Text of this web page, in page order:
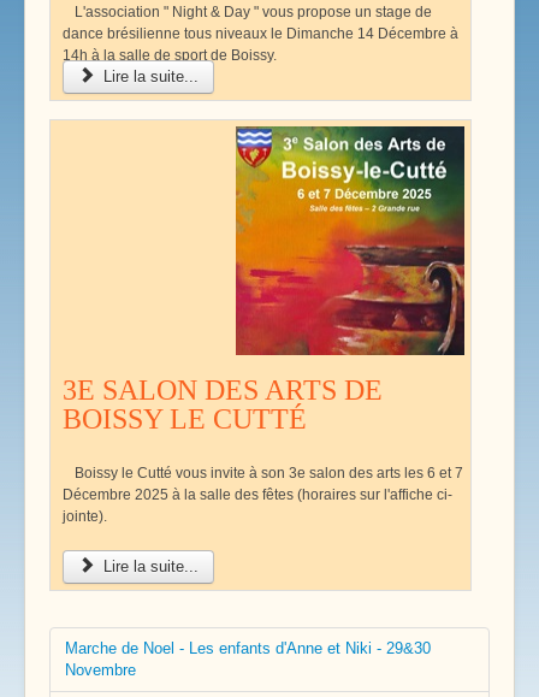
L'association " Night & Day " vous propose un stage de
dance brésilienne tous niveaux le Dimanche 14 Décembre à
14h à la salle de sport de Boissy.
Lire la suite...
3E SALON DES ARTS DE
BOISSY LE CUTTÉ
Boissy le Cutté vous invite à son 3e salon des arts les 6 et 7
Décembre 2025 à la salle des fêtes (horaires sur l'affiche ci-
jointe).
Lire la suite...
Marche de Noel - Les enfants d'Anne et Niki - 29&30
Novembre